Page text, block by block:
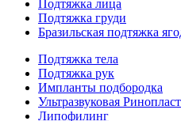
Подтяжка лица
Подтяжка груди
Бразильская подтяжка
Подтяжка тела
Подтяжка рук
Импланты подбородка
Ультразвуковая
Липофилинг